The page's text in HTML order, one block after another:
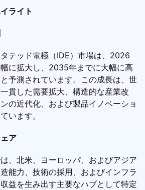
ライト
テッド電極（IDE）市場は、2026
に拡大し、2035年までに大幅に高
予測されています。この成長は、世
貫した需要拡大、構造的な産業改
の近代化、および製品イノベーショ
います。
ア
、北米、ヨーロッパ、およびアジア
能力、技術の採用、およびインフラ
益を生み出す主要なハブとして特定